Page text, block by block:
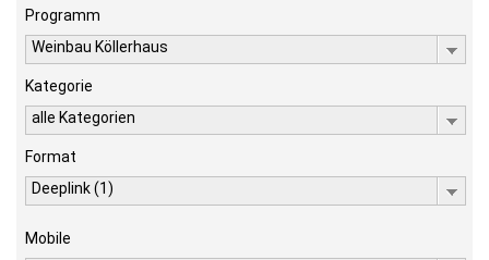
Programm
Weinbau Köllerhaus
Kategorie
alle Kategorien
Format
Deeplink (1)
Mobile